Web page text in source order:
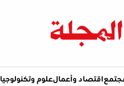
اقتصاد وأعمالعلوم وتكنولوجيا